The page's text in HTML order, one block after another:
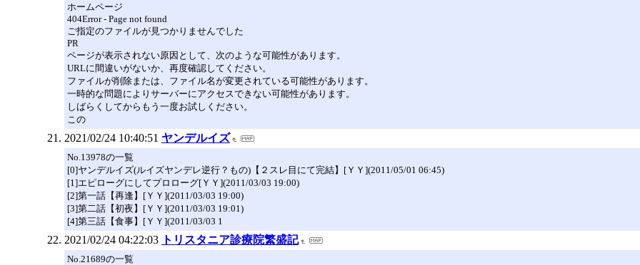
ホームページ
404Error - Page not found
ご指定のファイルが見つかりませんでした
PR
ページが表示されない原因として、次のような可能性があります。
URLに間違いがないか、再度確認してください。
ファイルが削除または、ファイル名が変更されている可能性があります。
一時的な問題によりサーバーにアクセスできない可能性があります。
しばらくしてからもう一度お試しください。
この
2021/02/24 10:40:51 ヤンデルイズ
No.13978の一覧
[0]ヤンデルイズ(ルイズヤンデレ逆行？もの)【２スレ目にて完結】[ＹＹ](2011/05/01 06:45)
[1]エピローグにしてプロローグ[ＹＹ](2011/03/03 19:00)
[2]第一話【再逢】[ＹＹ](2011/03/03 19:00)
[3]第二話【初夜】[ＹＹ](2011/03/03 19:01)
[4]第三話【食事】[ＹＹ](2011/03/03 1
2021/02/24 04:22:03 トリスタニア診療院繁盛記
No.21689の一覧